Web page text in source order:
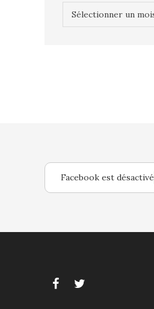
Facebook est désactivé